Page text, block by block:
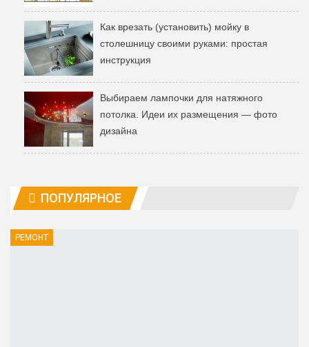
Как врезать (установить) мойку в
столешницу своими руками: простая
инструкция
Выбираем лампочки для натяжного
потолка. Идеи их размещения — фото
дизайна
ПОПУЛЯРНОЕ
РЕМОНТ